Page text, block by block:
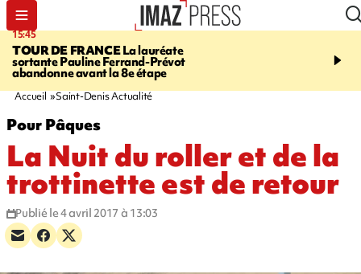
15:45
TOUR DE FRANCELa lauréate
sortante Pauline Ferrand-Prévot
abandonne avant la 8e étape
20:17
routière, concours de
Accueil Saint-Denis Actualité
Pour Pâques
La Nuit du roller et de la
trottinette est de retour
Publié le 4 avril 2017 à 13:03